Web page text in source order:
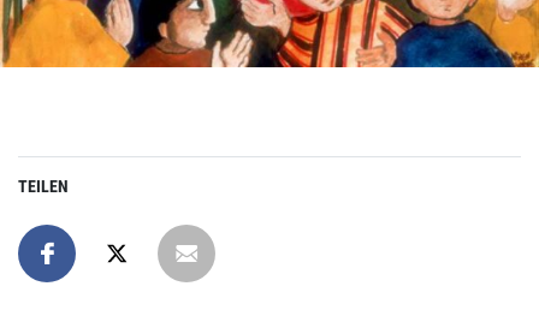
TEILEN